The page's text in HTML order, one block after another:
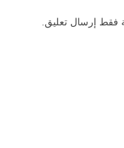
فقط إرسال تعليق.